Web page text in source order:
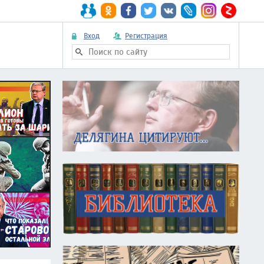
Вход Регистрация